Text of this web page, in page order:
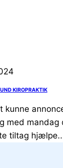
KIROPRAKTIK
kunne
med mandag
tiltag